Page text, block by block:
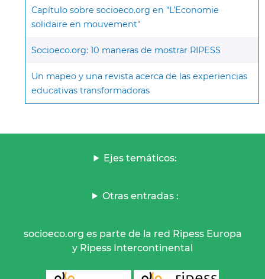
Capítulo sobre socioeco.org en "L’Economie
solidaire en mouvement"
Socioeco.org: 10 maneras de mostrar RIPESS
Un mapeo y una revista acerca de las experiencias
educativas transformadoras
Ejes temáticos:
Otras entradas :
socioeco.org es parte de la red Ripess Europa
y Ripess Intercontinental